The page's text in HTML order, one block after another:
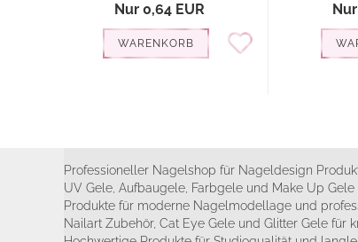
Nur 0,64 EUR
WARENKORB
Professioneller Nagelshop für Nageldesign
UV Gele, Aufbaugele, Farbgele und Make Up Gele
Produkte für moderne Nagelmodellage und
Nailart Zubehör, Cat Eye Gele und Glitter Gele für